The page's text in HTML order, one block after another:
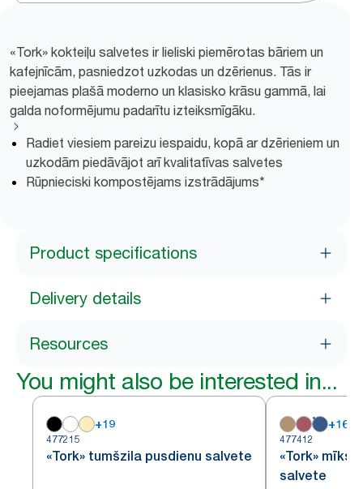
«Tork» kokteiļu salvetes ir lieliski piemērotas bāriem un
kafejnīcām, pasniedzot uzkodas un dzērienus. Tās ir
pieejamas plašā moderno un klasisko krāsu gammā, lai
galda noformējumu padarītu izteiksmīgāku.
Radiet viesiem pareizu iespaidu, kopā ar dzērieniem un
uzkodām piedāvājot arī kvalitatīvas salvetes
Rūpnieciski kompostējams izstrādājums*
Product specifications
Delivery details
Resources
You might also be interested in...
+19
477215
«Tork» tumšzila pusdienu salvete
+16
477412
«Tork»
salvete